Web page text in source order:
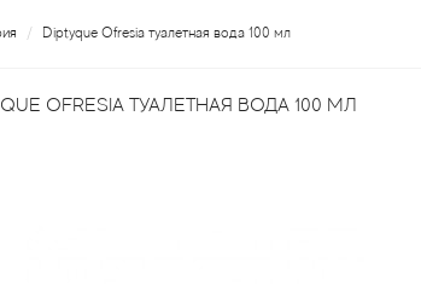
Diptyque Ofresia туалетная вода 100 мл
OFRESIA ТУАЛЕТНАЯ ВОДА 100 МЛ